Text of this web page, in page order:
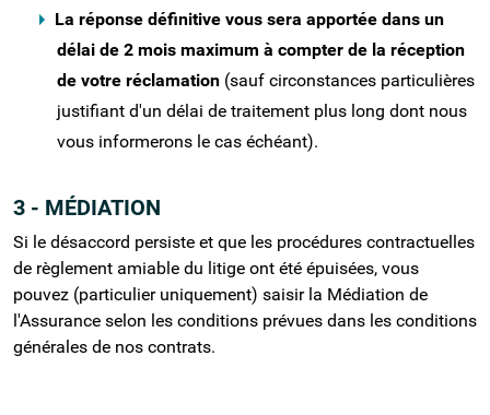
La réponse définitive vous sera apportée dans un
délai de 2 mois maximum à compter de la réception
de votre réclamation (sauf circonstances particulières
justifiant d'un délai de traitement plus long dont nous
vous informerons le cas échéant).
3 - MÉDIATION
Si le désaccord persiste et que les procédures contractuelles
de règlement amiable du litige ont été épuisées, vous
pouvez (particulier uniquement) saisir la Médiation de
l'Assurance selon les conditions prévues dans les conditions
générales de nos contrats.